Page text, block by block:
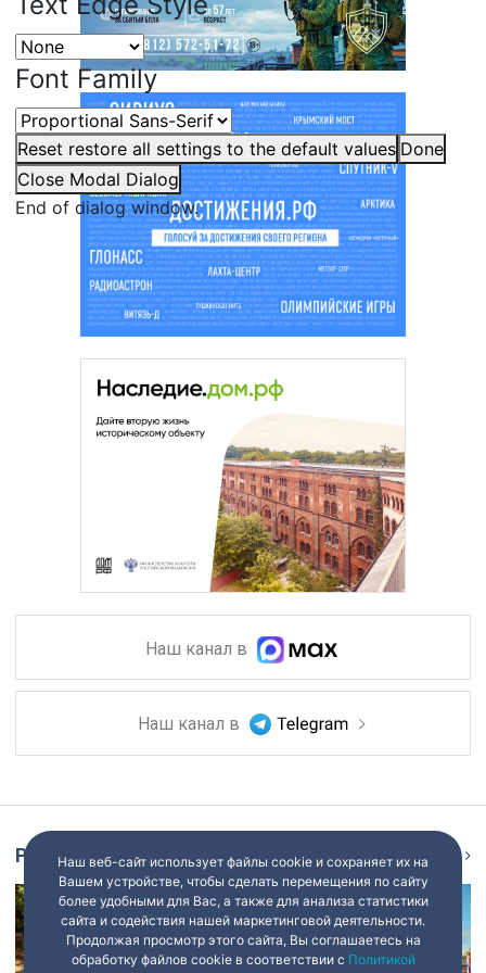
Font Family
Reset restore all settings to the default values Done
Close Modal Dialog
End of dialog window.
Наш канал в
Наш канал в
Репортаж
Наш веб-сайт использует файлы cookie и сохраняет их на
Вашем устройстве, чтобы сделать перемещения по сайту
более удобными для Вас, а также для анализа статистики
сайта и содействия нашей маркетинговой деятельности.
Продолжая просмотр этого сайта, Вы соглашаетесь на
обработку файлов cookie в соответствии с Политикой